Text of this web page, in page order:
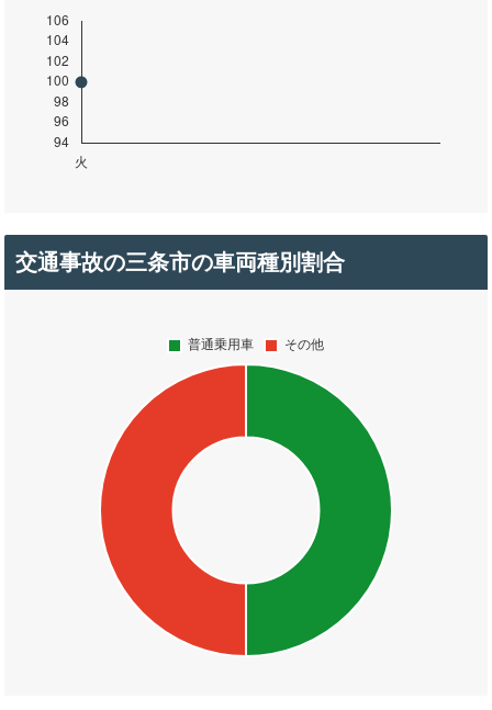
交通事故の三条市の車両種別割合